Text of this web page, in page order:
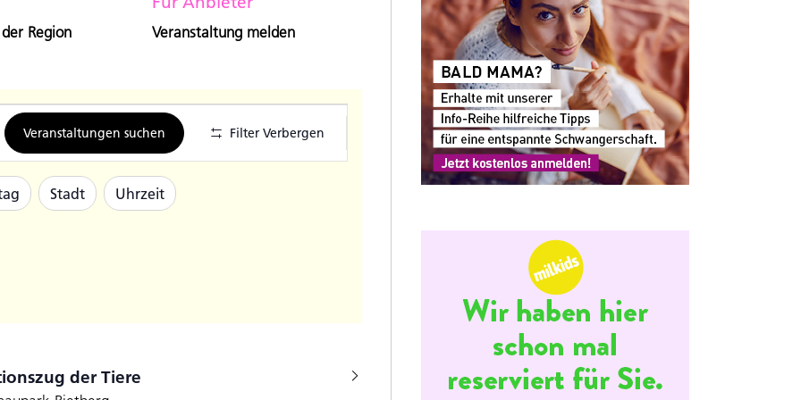
Region Veranstaltung melden
Veranstaltungen suchen Filter Verbergen
Veranstaltung
Ansichten-
Navigation
Stadt Uhrzeit
der Tiere